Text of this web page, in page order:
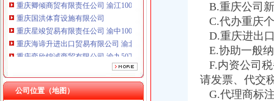
重庆国洪体育设施有限公司
重庆星竣贸易有限责任公司 渝中100万 （进出口权）
重庆海谛升进出口贸易有限公司 渝北100万 （进出口权）
重庆奕欣锦诚商贸有限公司 渝九50万 （工商注册）
重庆信同广告有限公司 渝沙50万 （工商注册）
重庆三虹房地产营销策划有限公司
重庆宝鹰汽车销售有限公司
公司位置（地图）
B.重庆公司
C.代办重庆
D.重庆进出
E.协助一般
F.内资公司
请发票、代交
G.代理商标